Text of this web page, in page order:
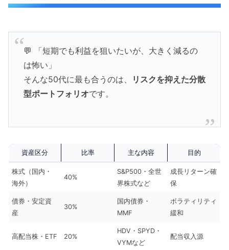
💬 「短期でも利益を狙いたいが、大きく減るの
は怖い」
そんな50代に最も合うのは、
リスクを抑えた分散
型ポートフォリオです。
資産区分 比率 主な内容 目的
株式（国内・
海外）
40%
S&P500・全世
界株式など
成長リターン確
保
債券・安定資
産
30%
国内債券・
MMF
ボラティリティ
緩和
高配当株・ETF 20%
HDV・SPYD・
VYMなど
配当収入源